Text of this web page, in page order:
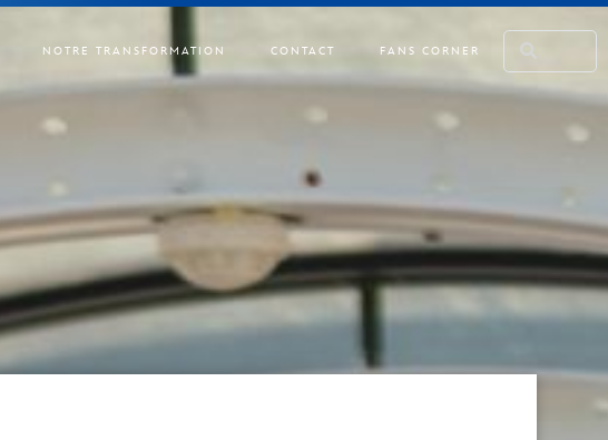
NOTRE TRANSFORMATION CONTACT FANS CORNER